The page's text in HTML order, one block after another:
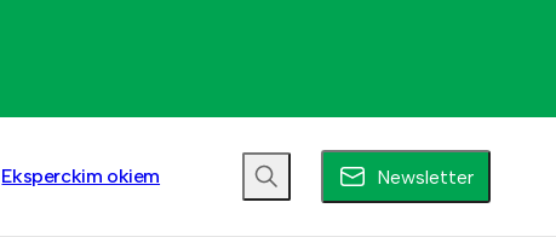
Eksperckim okiem Newsletter